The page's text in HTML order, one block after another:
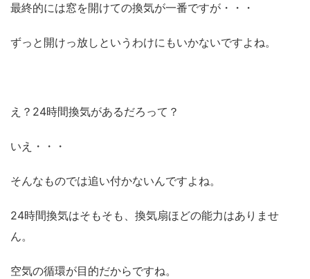
最終的には窓を開けての換気が一番ですが・・・
ずっと開けっ放しというわけにもいかないですよね。
え？24時間換気があるだろって？
いえ・・・
そんなものでは追い付かないんですよね。
24時間換気はそもそも、換気扇ほどの能力はありませ
ん。
空気の循環が目的だからですね。